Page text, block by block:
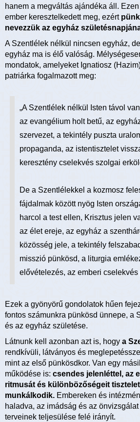
hanem a megváltás ajándéka áll.
ember keresztelkedett meg, ezért
nevezzük az egyház
A Szentlélek nélkül nincsen egyház,
egyház ma is élő valóság.
mondatok, amelyeket Ignatiosz
patriárka fogalmazott meg:
„A Szentlélek nélkül Isten távol
az evangélium holt betű, az
szervezet, a tekintély puszta
propaganda, az istentisztelet
keresztény cselekvés szolgai
De a Szentlélekkel a kozmosz
fájdalmak között nyög Isten
harcol a test ellen, Krisztus jelen
az élet ereje, az egyház a
közösség jele, a tekintély
misszió pünkösd, a liturgia
elővételezés, az emberi cselekvés
Ezek a gyönyörű gondolatok hűen
fontos számunkra pünkösd ünnepe, a
és az egyház születése.
Látnunk kell azonban azt is, hogy a
rendkívüli, látványos és
mint az első pünkösdkor. Van egy
működése is: csendes jelenléttel, az
ritmusát és különbözőségeit
munkálkodik. Embereken és
haladva, az imádság és az
terveinek teljesülése felé irányít.